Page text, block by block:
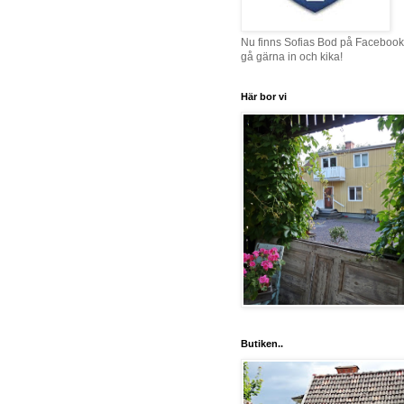
Nu finns Sofias Bod på
gå gärna in och kika!
Här bor vi
Butiken..